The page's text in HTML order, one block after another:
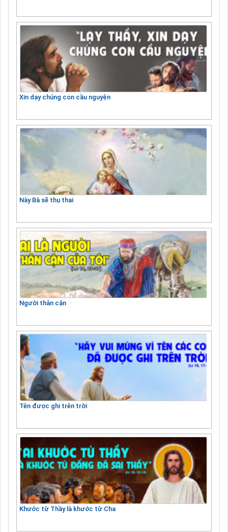
Xin dạy chúng con cầu nguyện
Này Bà sẽ thụ thai
Người thân cận
Tên được ghi trên trời
Khước từ Thầy là khước từ Cha